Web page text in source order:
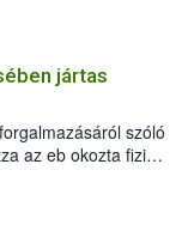
jártas
szóló
az eb okozta fizikai
felmerülő
tartását és annak